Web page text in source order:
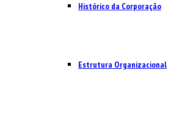
Histórico da Corporação
Estrutura Organizacional